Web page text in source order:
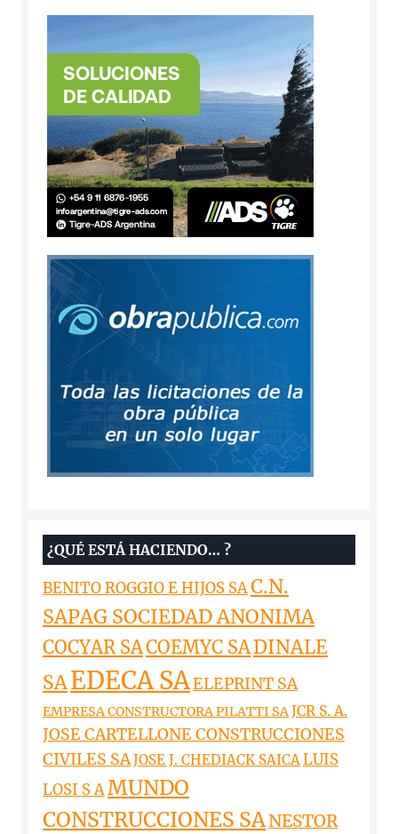
¿QUÉ ESTÁ HACIENDO… ?
BENITO ROGGIO E HIJOS SAC.N.
SAPAG SOCIEDAD ANONIMA
COCYAR SACOEMYC SADINALE
SAEDECA SAELEPRINT SA
EMPRESA CONSTRUCTORA PILATTI SAJCR S. A.
JOSE CARTELLONE CONSTRUCCIONES
CIVILES SAJOSE J. CHEDIACK SAICALUIS
LOSI S AMUNDO
CONSTRUCCIONES SANESTOR